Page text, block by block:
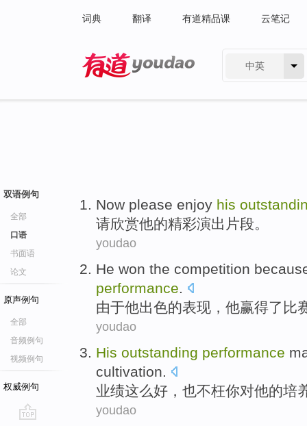
词典 翻译 有道精品课 云笔记
中英
双语例句
全部
口语
书面语
论文
原声例句
全部
音频例句
视频例句
权威例句
Now please enjoy his
请欣赏他的精彩演出 片段。
youdao
He won the competition
performance.
由于他出色的表现， 他赢得了 比
youdao
His outstanding performance
cultivation
业绩这么好，也不枉你对他的培
youdao